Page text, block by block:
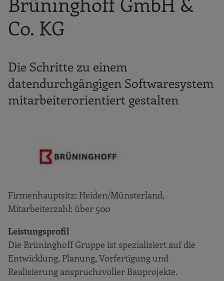
welche Anforderungen kommen auf sie zu,
welche Probleme existieren und welche
Chancen bietet die Digitalisierung?
Transformationsprozess umgehen und
welche Ansätze gibt es in der Aus- und
Weiterbildung?
Das ergab die Beschäftigungsstudie
Die 10 größten Hemmnisse bei der
Einführung von BIM
der Bauwirtschaft
Steuer Tiefbau GmbH
Spanier & Wiedemann KG
Brömer & Sohn GmbH
Brüninghoff GmbH & Co. KG
Schleiff Bauflächentechnik GmbH
Co. KG
Die Schritte zu einem
datendurchgängigen Softwaresystem
mitarbeiterorientiert gestalten
Firmenhauptsitz: Heiden/Münsterland,
Mitarbeiterzahl: über 500
Leistungsprofil
Die Brüninghoff Gruppe ist spezialisiert auf die
Entwicklung, Planung, Vorfertigung und
Realisierung anspruchsvoller Bauprojekte.